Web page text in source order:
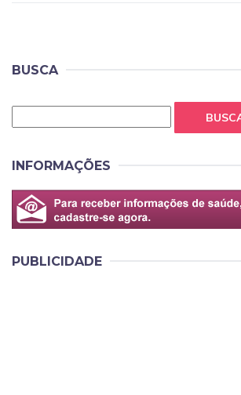
BUSCA
INFORMAÇÕES
PUBLICIDADE